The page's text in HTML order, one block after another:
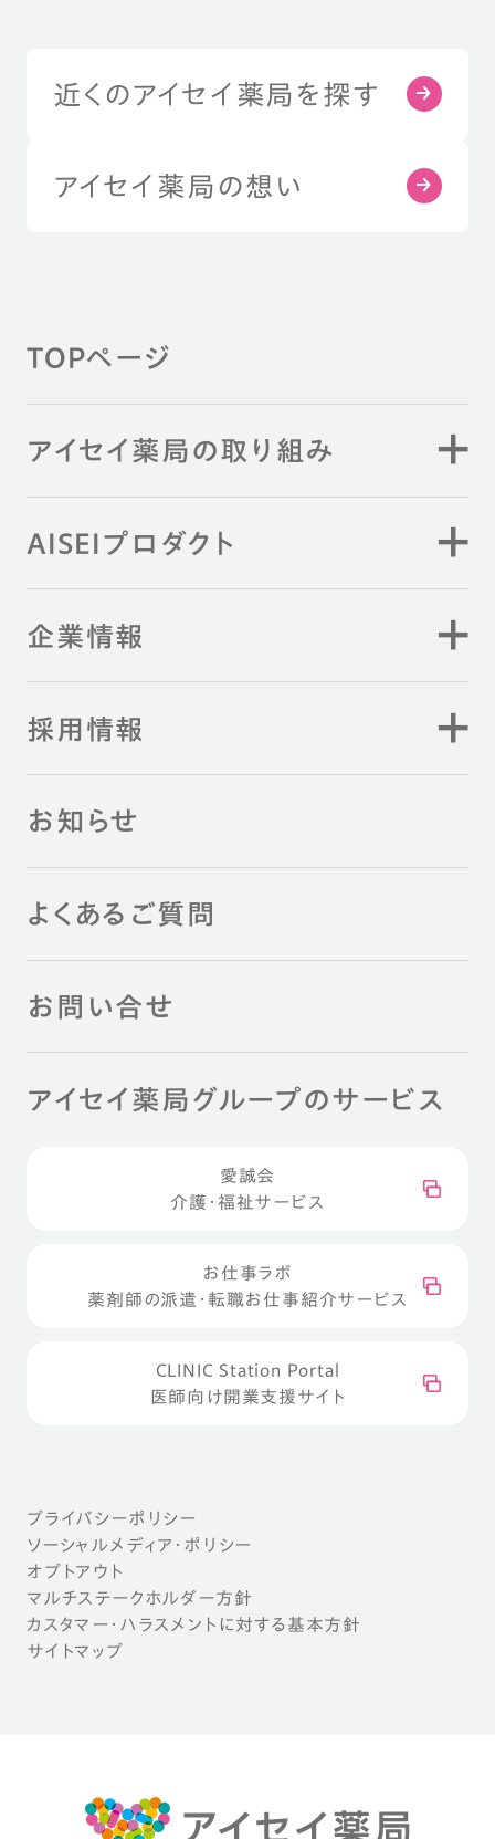
近くのアイセイ薬局を探す
アイセイ薬局の想い
TOPページ
アイセイ薬局の取り組み
AISEIプロダクト
企業情報
採用情報
お知らせ
よくあるご質問
お問い合せ
アイセイ薬局グループのサービス
愛誠会
介護・福祉サービス
お仕事ラボ
薬剤師の派遣・転職お仕事紹介サービス
CLINIC Station Portal
医師向け開業支援サイト
プライバシーポリシー
ソーシャルメディア・ポリシー
オプトアウト
マルチステークホルダー方針
カスタマー・ハラスメントに対する基本方針
サイトマップ